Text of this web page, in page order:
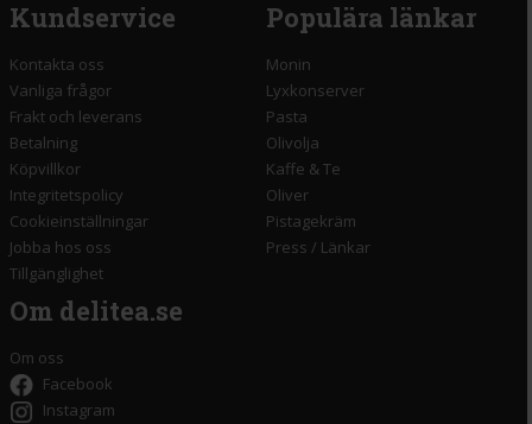
Kundservice
Kontakta oss
Vanliga frågor
Frakt och leverans
Betalning
Köpvillkor
Integritetspolicy
Cookieinställningar
Jobba hos oss
Tillgänglighet
Populära länkar
Monin
Lyxkonserver
Pasta
Olivolja
Kaffe & Te
Oliver
Pistagekräm
Press / Länkar
Om delitea.se
Om oss
Facebook
Instagram